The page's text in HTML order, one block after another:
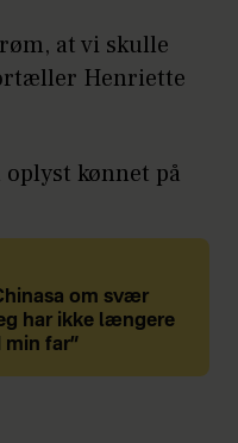
at vi skulle
Henriette
kønnet på
om svær
har ikke længere
min far”